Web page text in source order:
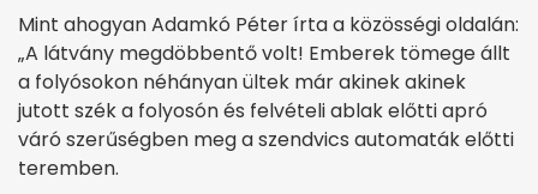
Mint ahogyan Adamkó Péter írta a közösségi oldalán:
„A látvány megdöbbentő volt! Emberek tömege állt
a folyósokon néhányan ültek már akinek akinek
jutott szék a folyosón és felvételi ablak előtti apró
váró szerűségben meg a szendvics automaták előtti
teremben.